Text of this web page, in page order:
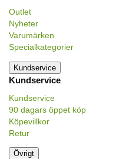
Outlet
Nyheter
Varumärken
Specialkategorier
Kundservice
Kundservice
Kundservice
90 dagars öppet köp
Köpevillkor
Retur
Övrigt